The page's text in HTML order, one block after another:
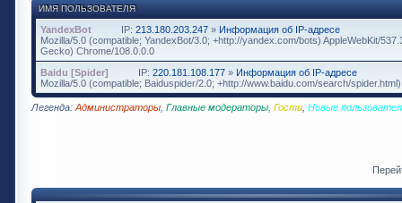
ИМЯ ПОЛЬЗОВАТЕЛЯ
YandexBot IP: 213.180.203.247 » Информация об IP-адресе
Mozilla/5.0 (compatible; YandexBot/3.0; +http://yandex.com/bots) AppleWebKit/
Gecko) Chrome/108.0.0.0
Baidu [Spider]
IP: 220.181.108.177 » Информация об IP-адресе
Mozilla/5.0 (compatible; Baiduspider/2.0; +http://www.baidu.com/search/spider.html)
Легенда: Администраторы Главные модераторы Гости Новые